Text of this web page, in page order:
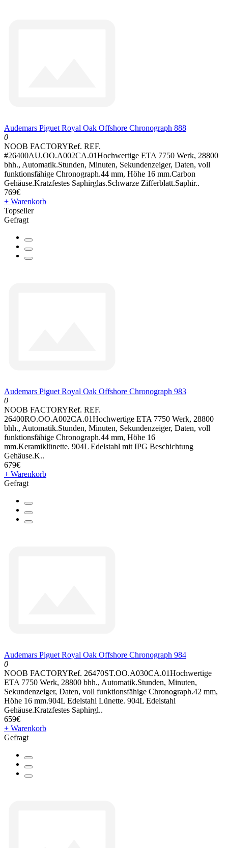
Audemars Piguet Royal Oak Offshore Chronograph 888
0
NOOB FACTORYRef. REF.
#26400AU.OO.A002CA.01Hochwertige ETA 7750 Werk, 28800
bhh., Automatik.Stunden, Minuten, Sekundenzeiger, Daten, voll
funktionsfähige Chronograph.44 mm, Höhe 16 mm.Carbon
Gehäuse.Kratzfestes Saphirglas.Schwarze Zifferblatt.Saphir..
769€
+ Warenkorb
Topseller
Gefragt
Audemars Piguet Royal Oak Offshore Chronograph 983
0
NOOB FACTORYRef. REF.
26400RO.OO.A002CA.01Hochwertige ETA 7750 Werk, 28800
bhh., Automatik.Stunden, Minuten, Sekundenzeiger, Daten, voll
funktionsfähige Chronograph.44 mm, Höhe 16
mm.Keramiklünette. 904L Edelstahl mit IPG Beschichtung
Gehäuse.K..
679€
+ Warenkorb
Gefragt
Audemars Piguet Royal Oak Offshore Chronograph 984
0
NOOB FACTORYRef. 26470ST.OO.A030CA.01Hochwertige
ETA 7750 Werk, 28800 bhh., Automatik.Stunden, Minuten,
Sekundenzeiger, Daten, voll funktionsfähige Chronograph.42 mm,
Höhe 16 mm.904L Edelstahl Lünette. 904L Edelstahl
Gehäuse.Kratzfestes Saphirgl..
659€
+ Warenkorb
Gefragt